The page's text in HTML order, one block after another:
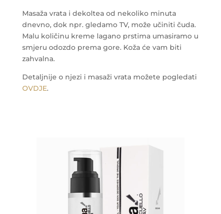
Masaža vrata i dekoltea od nekoliko minuta
dnevno, dok npr. gledamo TV, može učiniti čuda.
Malu količinu kreme lagano prstima umasiramo u
smjeru odozdo prema gore. Koža će vam biti
zahvalna.
Detaljnije o njezi i masaži vrata možete pogledati
OVDJE.